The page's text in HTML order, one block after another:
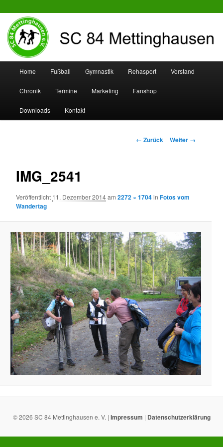
SC 84 Mettinghausen
Zum
Inhalt
wechseln
Zum
sekundären
Inhalt
Home Fußball Gymnastik Rehasport Vorstand
Chronik Termine Marketing Fanshop
Downloads Kontakt
Bilder-
← Zurück Weiter →
IMG_2541
Veröffentlicht 11. Dezember 2014am2272 × 1704inFotos vom
Wandertag
© 2026 SC 84 Mettinghausen e. V. | Impressum | Datenschutzerklärung